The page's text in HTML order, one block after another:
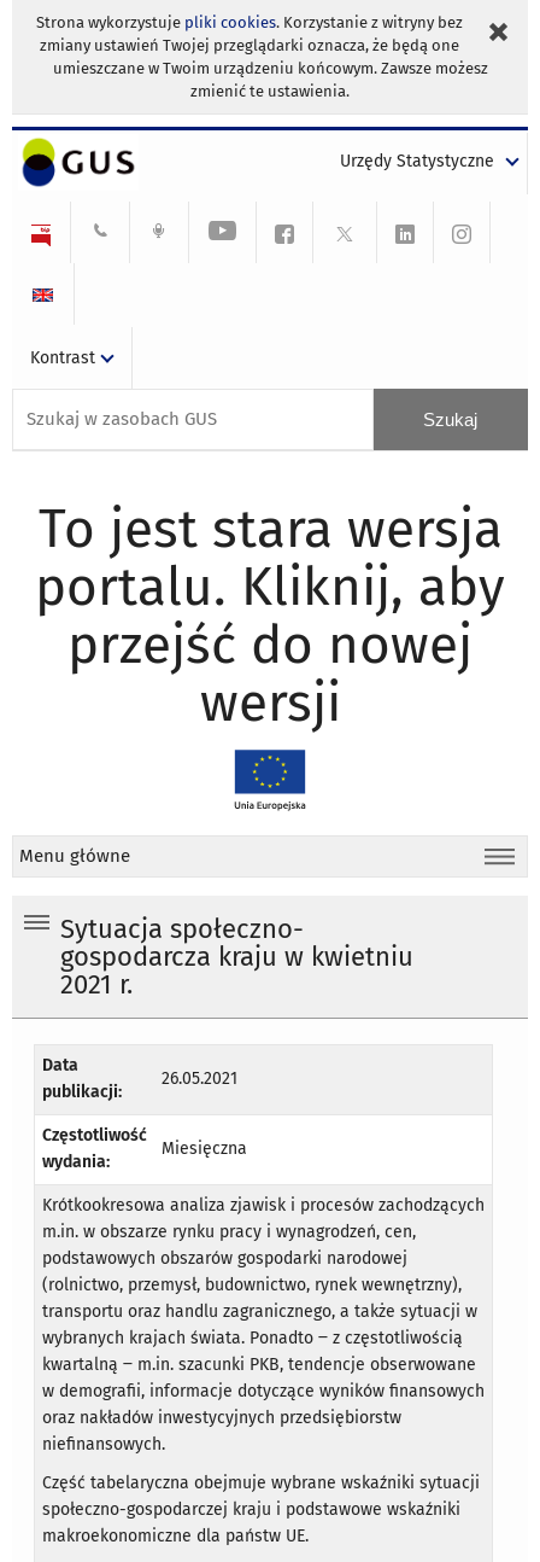
Strona wykorzystuje pliki cookies. Korzystanie z witryny bez
zmiany ustawień Twojej przeglądarki oznacza, że będą one
umieszczane w Twoim urządzeniu końcowym. Zawsze możesz
zmienić te ustawienia.
Urzędy Statystyczne
Kontrast
To jest stara wersja
portalu. Kliknij, aby
przejść do nowej
wersji
Menu główne
Sytuacja społeczno-
gospodarcza kraju w kwietniu
2021 r.
Data
publikacji:
26.05.2021
Częstotliwość
wydania:
Miesięczna
Krótkookresowa analiza zjawisk i procesów zachodzących
m.in. w obszarze rynku pracy i wynagrodzeń, cen,
podstawowych obszarów gospodarki narodowej
(rolnictwo, przemysł, budownictwo, rynek wewnętrzny),
transportu oraz handlu zagranicznego, a także sytuacji w
wybranych krajach świata. Ponadto ‒ z częstotliwością
kwartalną ‒ m.in. szacunki PKB, tendencje obserwowane
w demografii, informacje dotyczące wyników finansowych
oraz nakładów inwestycyjnych przedsiębiorstw
niefinansowych.
Część tabelaryczna obejmuje wybrane wskaźniki sytuacji
społeczno-gospodarczej kraju i podstawowe wskaźniki
makroekonomiczne dla państw UE.